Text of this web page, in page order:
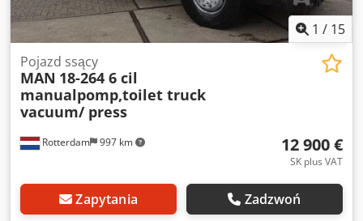
Liczba cylindrów: 6 DMC: 26 000 kg Dksdpfxoztdnco Ad Ier
Stan techniczny: dobry Stan wizualny: dobry Aby uzyskać
więcej informacji, proszę skontaktować się z Andre, Henri
lub Andre.
1 / 15
Rotterdam 997 km
Pojazd ssący
MAN 18-264 6 cil
manualpomp,toilet truck
vacuum/ press
12 900 €
SK plus VAT
Zapytania Zadzwoń